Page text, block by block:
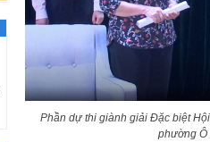
Phần dự thi giành giải Đặc biệt
phường